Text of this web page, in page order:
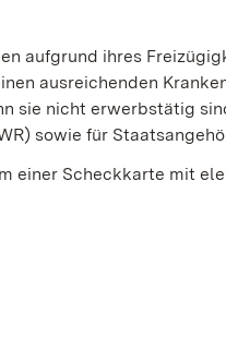
aufgrund ihres
ausreichenden
sie nicht erwerbstätig
sowie für
einer Scheckkarte mit